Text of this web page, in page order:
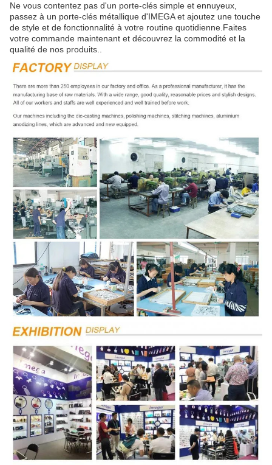
Ne vous contentez pas d'un porte-clés simple et ennuyeux,
passez à un porte-clés métallique d'IMEGA et ajoutez une touche
de style et de fonctionnalité à votre routine quotidienne.Faites
votre commande maintenant et découvrez la commodité et la
qualité de nos produits..